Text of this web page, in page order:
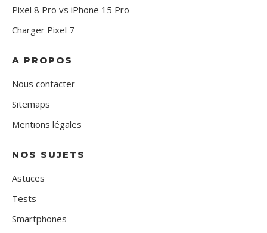
Pixel 8 Pro vs iPhone 15 Pro
Charger Pixel 7
A PROPOS
Nous contacter
Sitemaps
Mentions légales
NOS SUJETS
Astuces
Tests
Smartphones